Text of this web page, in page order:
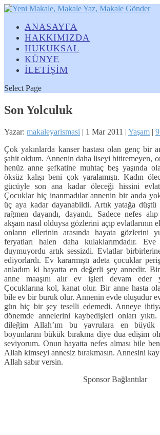
ANASAYFA
HAKKIMIZDA
HUKUKSAL
KÜNYE
İLETİŞİM
Select Page
Son Yolculuk
Yazar: makaleyarismasi | 1 Mar 2011 | Yaşam | 9
Çok yakınlarda kanser hastası olan genç bir
şahit oldum. Annenin daha liseyi bitiremeyen,
henüz anne şefkatine muhtaç beş yaşında
öksüz kalışı beni çok yaralamıştı. Kadın
gücüyle son ana kadar öleceği hissini
Çocuklar hiç inanmadılar annenin bir anda
üç aya kadar dayanabildi. Artık yatağa düştü
rağmen dayandı, dayandı. Sadece nefes
akşam nasıl olduysa gözlerini açıp evlatlarının
onların ellerinin arasında hayata gözlerini
feryatları halen daha kulaklarımdadır.
duymuyordu artık sessizdi. Evlatlar
ediyorlardı. Ev kararmıştı adeta çocuklar
anladım ki hayatta en değerli şey annedir.
anne maaşını alır ev işleri devam eder
Çocuklarına kol, kanat olur. Bir anne hasta
bile ev bir buruk olur. Annenin evde oluşudur
gün hiç bir şey teselli edemedi. Anneye
dönemde annelerini kaybedişleri onları
dileğim Allah’ım bu yavrulara en büyük
boyunlarını bükük bırakma diye dua edişim
seviyorum. Onun hayatta nefes alması bile
Allah kimseyi annesiz bırakmasın. Annesini
Allah sabır versin.
Sponsor Bağlantılar